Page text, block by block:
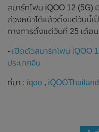
สมาร์ทโฟน iQOO 12 (5G)
ล่วงหน้าได้แล้วตั้งแต่วันนี้เ
ทางการตั้งแต่วันที่ 25 เดือ
- เปิดตัวสมาร์ทโฟน iQOO
ประเทศจีน
ที่มา : iqoo , iQOOThailand